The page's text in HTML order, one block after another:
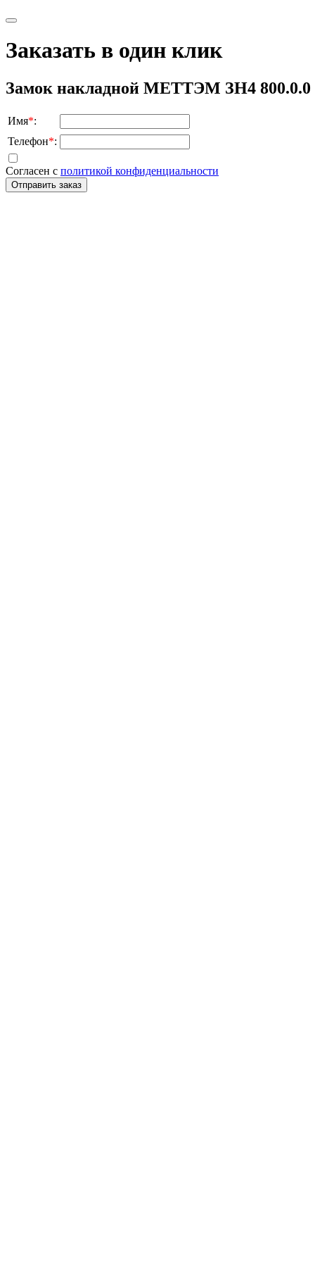
Заказать в один клик
Замок накладной МЕТТЭМ ЗН4
Имя*:
Телефон*:
Согласен с политикой конфиденциальности
Отправить заказ